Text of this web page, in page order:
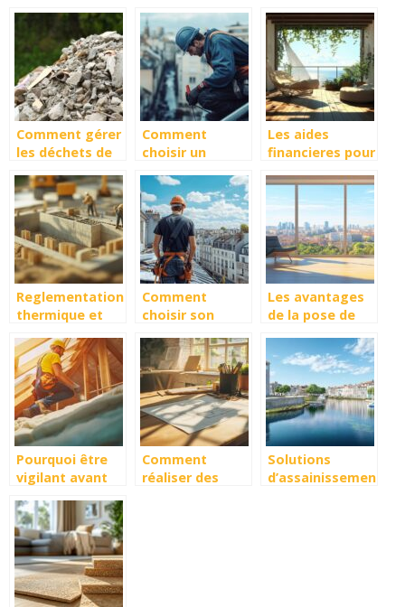
etapes a suivre
fuite d’eau ?
solaires
Comment gérer
les déchets de
vos rénovations
Comment
choisir un
recherche de
fuite à
Bordeaux
Les aides
financieres pour
de toiture-
terrasse : guide
complet
Reglementation
thermique et
caracteristiques
des fondations
en parpaing :
tout savoir
Comment
choisir son
une renovation
de toiture
reussie dans la
region nantaise
Les avantages
de la pose de
sur Montpellier
pour un habitat
éco-
responsable
Pourquoi être
vigilant avant
une Isolation
des combles et
sous-sol à 1€
Comment
réaliser des
Solutions
d’assainissement